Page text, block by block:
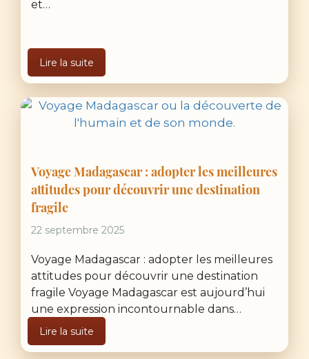
et…
Lire la suite
Voyage Madagascar : adopter les meilleures
attitudes pour découvrir une destination
fragile
22 septembre 2025
Voyage Madagascar : adopter les meilleures
attitudes pour découvrir une destination
fragile Voyage Madagascar est aujourd’hui
une expression incontournable dans…
Lire la suite